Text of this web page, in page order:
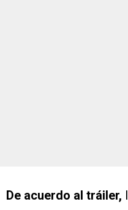
De acuerdo al tráiler,